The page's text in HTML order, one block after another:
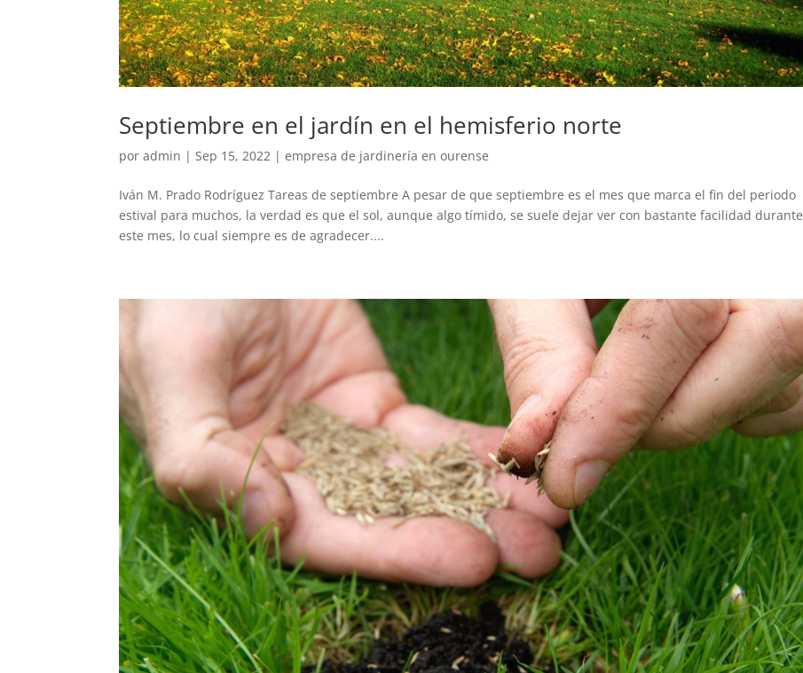
Septiembre en el jardín en el hemisferio norte
poradmin | Sep 15, 2022 |empresa de jardinería en ourense
Iván M. Prado Rodríguez Tareas de septiembre A pesar de que septiembre es el mes que marca el fin del periodo
estival para muchos, la verdad es que el sol, aunque algo tímido, se suele dejar ver con bastante facilidad durante
este mes, lo cual siempre es de agradecer....